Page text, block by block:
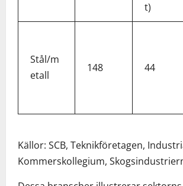
t)
Stål/m
etall
148 44
Källor: SCB, Teknikföretagen,
Kommerskollegium,